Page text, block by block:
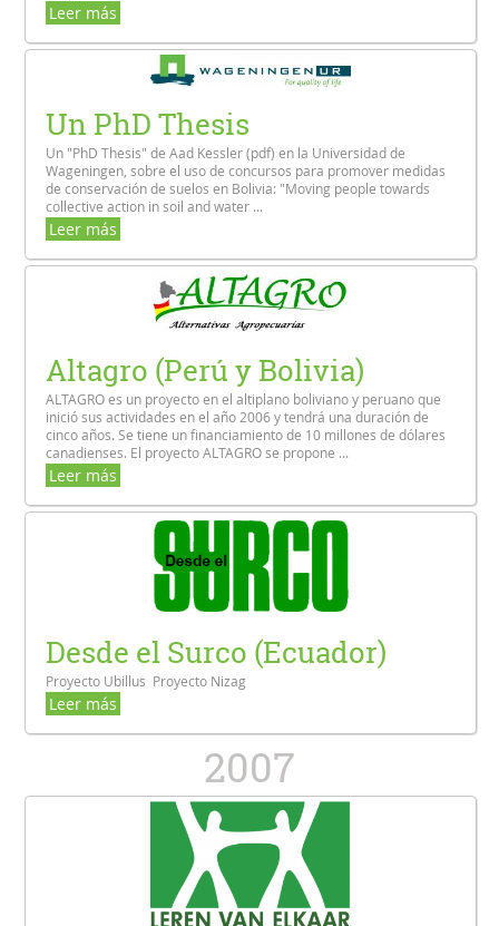
Leer más
Un PhD Thesis
Un "PhD Thesis" de Aad Kessler (pdf) en la Universidad de
Wageningen, sobre el uso de concursos para promover medidas
de conservación de suelos en Bolivia: "Moving people towards
collective action in soil and water ...
Leer más
Altagro (Perú y Bolivia)
ALTAGRO es un proyecto en el altiplano boliviano y peruano que
inició sus actividades en el año 2006 y tendrá una duración de
cinco años. Se tiene un financiamiento de 10 millones de dólares
canadienses. El proyecto ALTAGRO se propone ...
Leer más
Desde el Surco (Ecuador)
Proyecto Ubillus Proyecto Nizag
Leer más
2007